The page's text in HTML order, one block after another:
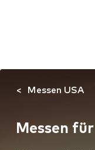
Messen USA
Messen